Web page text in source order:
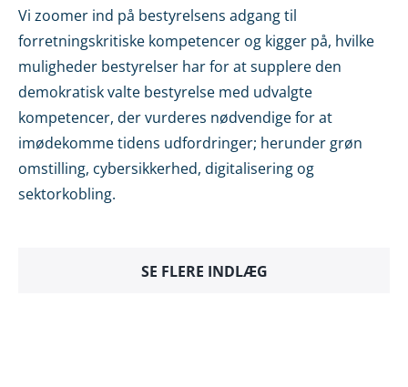
Vi zoomer ind på bestyrelsens adgang til
forretningskritiske kompetencer og kigger på, hvilke
muligheder bestyrelser har for at supplere den
demokratisk valte bestyrelse med udvalgte
kompetencer, der vurderes nødvendige for at
imødekomme tidens udfordringer; herunder grøn
omstilling, cybersikkerhed, digitalisering og
sektorkobling.
SE FLERE INDLÆG